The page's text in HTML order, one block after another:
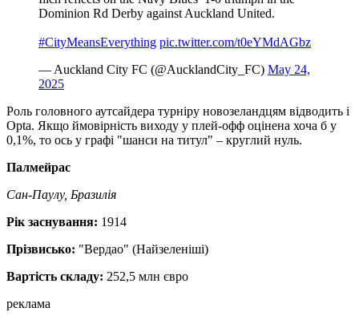
Dominion Rd Derby against Auckland United.
#CityMeansEverything pic.twitter.com/t0eYMdAGbz
— Auckland City FC (@AucklandCity_FC) May 24,
2025
Роль головного аутсайдера турніру новозеландцям відводить і
Opta. Якщо ймовірність виходу у плей-офф оцінена хоча б у
0,1%, то ось у графі "шанси на титул" – круглий нуль.
Палмейрас
Сан-Паулу, Бразилія
Рік заснування: 1914
Прізвисько: "Вердао" (Найзеленіші)
Вартість складу: 252,5 млн євро
реклама